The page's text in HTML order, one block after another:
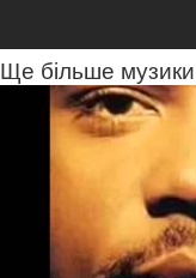
Ще більше музики